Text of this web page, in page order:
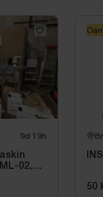
9d 19h
02,
50